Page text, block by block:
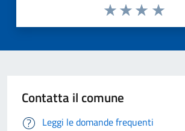
Contatta il comune
Leggi le domande frequenti